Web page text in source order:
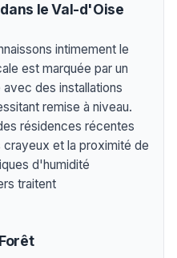
le Val-d'Oise
intimement le
est marquée par un
des installations
remise à niveau.
résidences récentes
et la proximité de
d'humidité
traitent